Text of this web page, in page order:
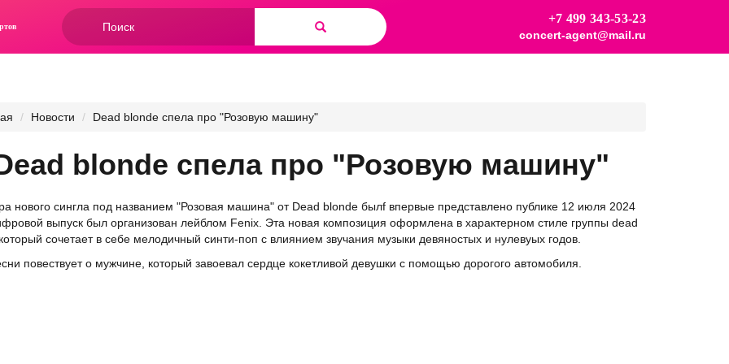
Форма
поиска
+7 499 343-53-23
concert-agent@mail.ru
Новости Dead blonde спела про "Розовую машину"
blonde спела про "Розовую машину"
нового сингла под названием "Розовая машина" от Dead blonde былf впервые представлено публике 12 июля 2024
выпуск был организован лейблом Fenix. Эта новая композиция оформлена в характерном стиле группы dead
сочетает в себе мелодичный синти-поп с влиянием звучания музыки девяностых и нулевуых годов.
повествует о мужчине, который завоевал сердце кокетливой девушки с помощью дорогого автомобиля.